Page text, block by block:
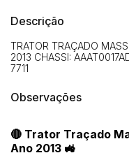
Descrição
TRATOR TRAÇADO
2013 CHASSI:
7711
Observações
🔴 Trator Traçado
Ano 2013 🚜